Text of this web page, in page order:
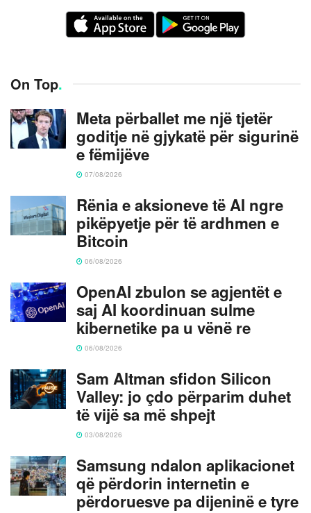
On Top.
Meta përballet me një tjetër
goditje në gjykatë për sigurinë
e fëmijëve
07/08/2026
Rënia e aksioneve të AI ngre
pikëpyetje për të ardhmen e
Bitcoin
06/08/2026
OpenAI zbulon se agjentët e
saj AI koordinuan sulme
kibernetike pa u vënë re
06/08/2026
Sam Altman sfidon Silicon
Valley: jo çdo përparim duhet
të vijë sa më shpejt
03/08/2026
Samsung ndalon aplikacionet
që përdorin internetin e
përdoruesve pa dijeninë e tyre